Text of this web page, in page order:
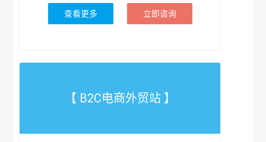
查看更多 立即咨询
【 B2C电商外贸站 】